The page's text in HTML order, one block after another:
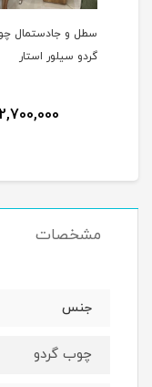
چوب
تومان
مشخصات
جنس
چوب گردو